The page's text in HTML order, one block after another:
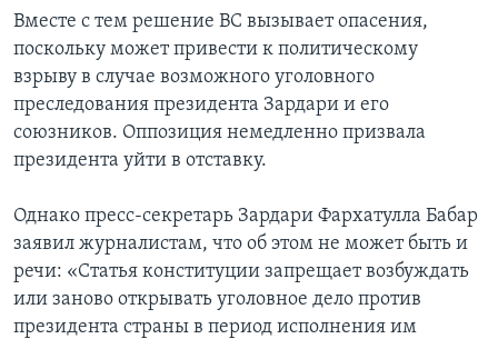
Вместе с тем решение ВС вызывает опасения,
поскольку может привести к политическому
взрыву в случае возможного уголовного
преследования президента Зардари и его
союзников. Оппозиция немедленно призвала
президента уйти в отставку.
Однако пресс-секретарь Зардари Фархатулла Бабар
заявил журналистам, что об этом не может быть и
речи: «Статья конституции запрещает возбуждать
или заново открывать уголовное дело против
президента страны в период исполнения им